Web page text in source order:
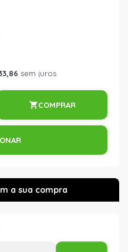
sem juros
COMPRAR